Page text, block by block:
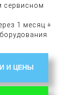
сервисном
1 месяц +
И ЦЕНЫ